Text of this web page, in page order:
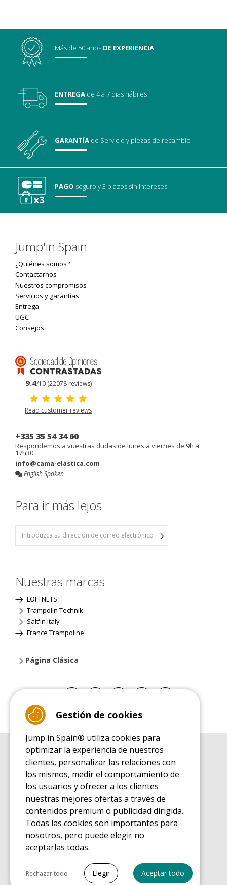
Más de 50 años DE EXPERIENCIA
ENTREGA de 4 a 7 días hábiles
GARANTÍA de Servicioy piezas de recambio
PAGO seguroy 3 plazos sin intereses
Jump'in Spain
¿Quiénes somos?
Contactarnos
Nuestros compromisos
Servicios y garantías
Entrega
UGC
Consejos
9.4/10 (22078 reviews)
Read customer reviews
+335 35 54 34 60
Respondemos a vuestras dudas de lunes a viernes de 9h a
17h30
info@cama-elastica.com
English Spoken
Para ir más lejos
Nuestras marcas
LOFTNETS
Trampolin Technik
Salt'in Italy
France Trampoline
Página Clásica
GUÍA DE COMPRA
Guía de compra para las camas elásticas de ocio
GUÍA DE INSTALACIÓN
Guía de montaje para la cama elástica de ocio
GUÍA DE MANTENIMIENTO
Guía de mantenimiento de las camas elásticas de ocio
GUÍA DE INICIO
Guía de descubrimiento de las camas elásticas de ocio
GUÍA DE COMPRA PIEZAS DE RECAMBIO
Gestión de cookies
Jump'in Spain® utiliza cookies para
optimizar la experiencia de nuestros
clientes, personalizar las relaciones con
los mismos, medir el comportamiento de
los usuarios y ofrecer a los clientes
nuestras mejores ofertas a través de
contenidos premium o publicidad dirigida.
Todas las cookies son importantes para
nosotros, pero puede elegir no
aceptarlas todas.
Seleccionar todo
Rechazar todo Elegir Aceptar todo